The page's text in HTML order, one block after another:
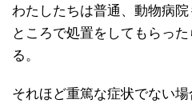
わたしたちは普通、動物病
ところで処置をしてもらっ
る。
それほど重篤な症状でない